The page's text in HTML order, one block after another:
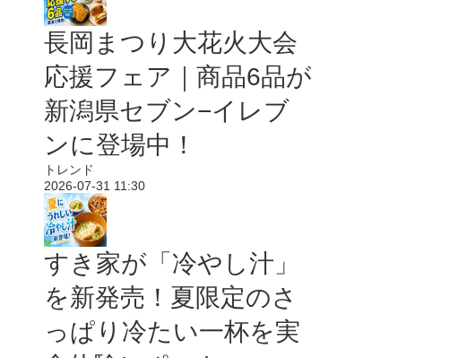
長岡まつり大花火大会
応援フェア｜商品6品が
新潟県セブン−イレブ
ンに登場中！
トレンド
2026-07-31 11:30
すき家が「冷やし汁」
を新発売！夏限定のさ
っぱり冷たい一杯を実